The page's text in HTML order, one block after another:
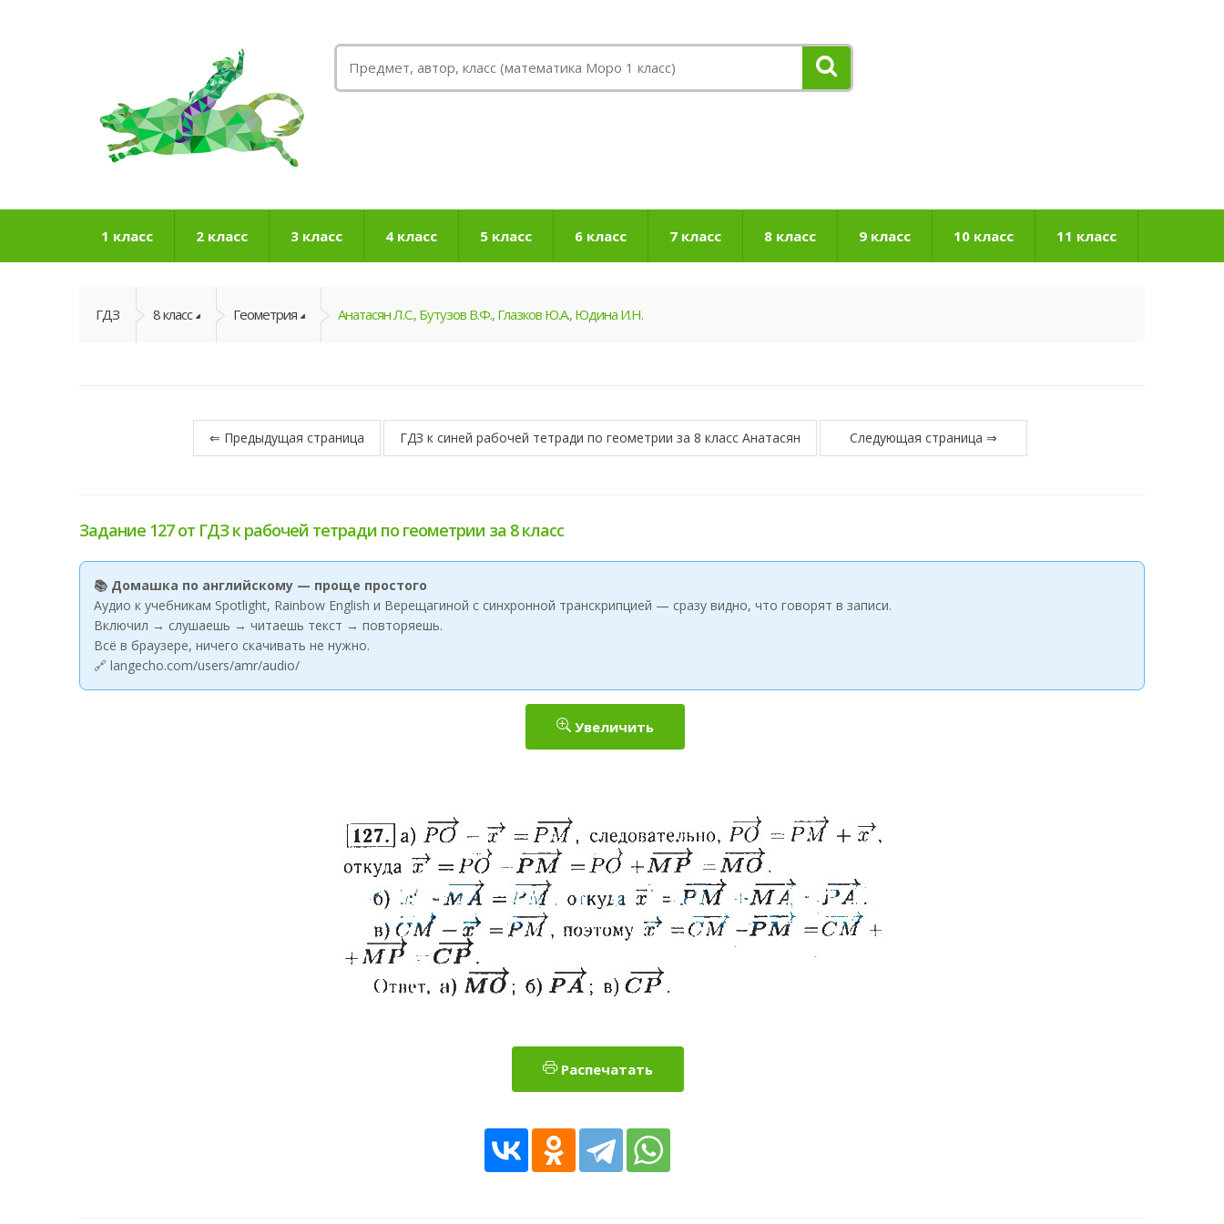
1 класс 2 класс 3 класс 4 класс 5 класс 6 класс 7 класс 8 класс 9 класс 10 класс 11 класс
ГДЗ 8 класс Геометрия Анатасян Л.С., Бутузов В.Ф., Глазков Ю.А., Юдина И.Н.
⇐ Предыдущая страница ГДЗ к синей рабочей тетради по геометрии за 8 класс Анатасян Следующая страница ⇒
Задание 127 от ГДЗ к рабочей тетради по геометрии за 8 класс
📚 Домашка по английскому — проще простого
Аудио к учебникам Spotlight, Rainbow English и Верещагиной с синхронной транскрипцией — сразу видно, что говорят в записи.
Включил → слушаешь → читаешь текст → повторяешь.
Всё в браузере, ничего скачивать не нужно.
🔗 langecho.com/users/amr/audio/
Увеличить
Распечатать